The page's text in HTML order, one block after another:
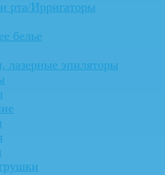
рта/Ирригаторы
белье
лазерные эпиляторы